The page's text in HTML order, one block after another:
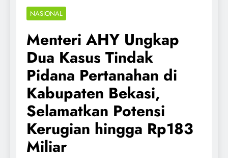
NASIONAL
Menteri AHY Ungkap
Dua Kasus Tindak
Pidana Pertanahan di
Kabupaten Bekasi,
Selamatkan Potensi
Kerugian hingga Rp183
Miliar